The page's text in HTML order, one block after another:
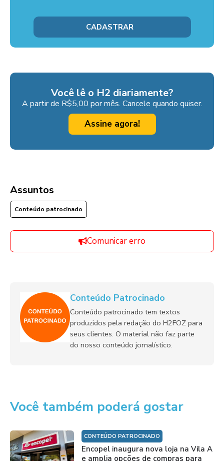
Você lê o H2 diariamente?
A partir de R$5,00 por mês. Cancele quando quiser.
Assine agora!
Assuntos
Conteúdo patrocinado
Comunicar erro
Conteúdo Patrocinado
Conteúdo patrocinado tem textos
produzidos pela redação do H2FOZ para
seus clientes. O material não faz parte
do nosso conteúdo jornalístico.
Você também poderá gostar
CONTEÚDO PATROCINADO
Encopel inaugura nova loja na Vila A
e amplia opções de compras para